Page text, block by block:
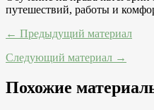
путешествий, работы и
← Предыдущий материал
Следующий материал →
Похожие